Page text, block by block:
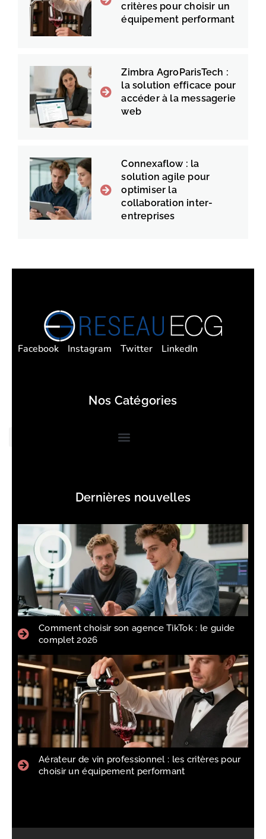
critères pour choisir un
équipement performant
Zimbra AgroParisTech :
la solution efficace pour
accéder à la messagerie
web
Connexaflow : la
solution agile pour
optimiser la
collaboration inter-
entreprises
Facebook Instagram Twitter LinkedIn
Nos Catégories
Dernières nouvelles
Comment choisir son agence TikTok : le guide
complet 2026
Aérateur de vin professionnel : les critères pour
choisir un équipement performant